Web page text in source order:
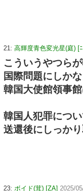
21: 高輝度青色変光星(庭) [
こういうやつら
国際問題にしか
韓国大使館領事
韓国人犯罪につ
送還後にしっか
23: ボイド(茸) [ZA] 2025/